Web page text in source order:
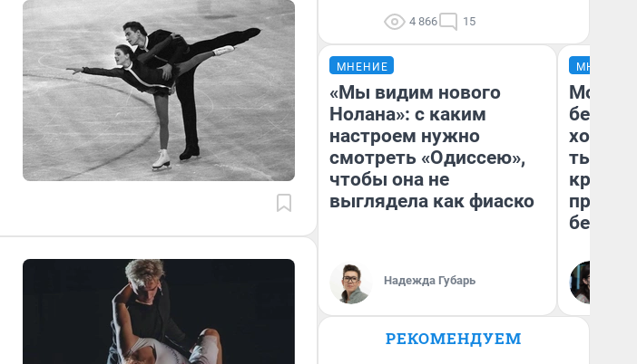
4 866 15
МНЕНИЕ
«Мы видим нового
Нолана»: с каким
настроем нужно
смотреть «Одиссею»,
чтобы она не
выглядела как фиаско
Надежда Губарь
МНЕНИЕ
Мой
хотела
тысяч,
РЕКОМЕНДУЕМ